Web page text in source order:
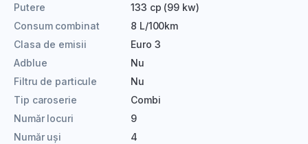
Putere
133 cp (99 kw)
Consum combinat
8 L/100km
Clasa de emisii
Euro 3
Adblue
Nu
Filtru de particule
Nu
Tip caroserie
Combi
Număr locuri
9
Număr uși
4